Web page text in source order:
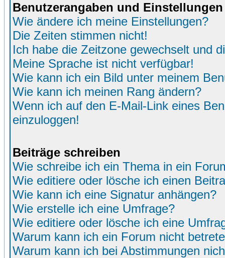
Benutzerangaben und Einstellungen
Wie ändere ich meine Einstellungen?
Die Zeiten stimmen nicht!
Ich habe die Zeitzone gewechselt und
Meine Sprache ist nicht verfügbar!
Wie kann ich ein Bild unter meinem
Wie kann ich meinen Rang ändern?
Wenn ich auf den E-Mail-Link eines
einzuloggen!
Beiträge schreiben
Wie schreibe ich ein Thema in ein
Wie editiere oder lösche ich einen
Wie kann ich eine Signatur anhängen?
Wie erstelle ich eine Umfrage?
Wie editiere oder lösche ich eine
Warum kann ich ein Forum nicht
Warum kann ich bei Abstimmungen